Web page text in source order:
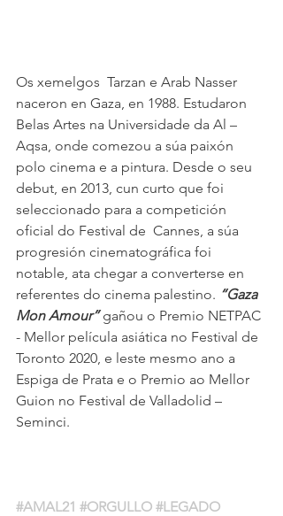
Os xemelgos  Tarzan e Arab Nasser
naceron en Gaza, en 1988. Estudaron
Belas Artes na Universidade da Al –
Aqsa, onde comezou a súa paixón
polo cinema e a pintura. Desde o seu
debut, en 2013, cun curto que foi
seleccionado para a competición
oficial do Festival de  Cannes, a súa
progresión cinematográfica foi
notable, ata chegar a converterse en
referentes do cinema palestino. “Gaza
Mon Amour” gañou o Premio NETPAC
- Mellor película asiática no Festival de
Toronto 2020, e leste mesmo ano a
Espiga de Prata e o Premio ao Mellor
Guion no Festival de Valladolid –
Seminci.
#AMAL21 #ORGULLO #LEGADO